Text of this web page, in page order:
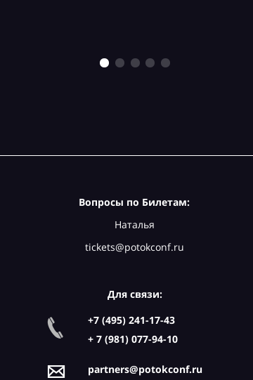
Вопросы по Билетам:
Наталья
tickets@potokconf.ru
Для связи:
+7 (495) 241-17-43
+ 7 (981) 077-94-10
partners@potokconf.ru